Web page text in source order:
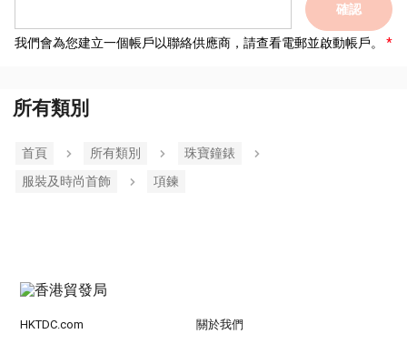
確認
我們會為您建立一個帳戶以聯絡供應商，請查看電郵並啟動帳戶。
所有類別
首頁 所有類別
珠寶鐘錶
服裝及時尚首飾
項鍊
HKTDC.com 關於我們